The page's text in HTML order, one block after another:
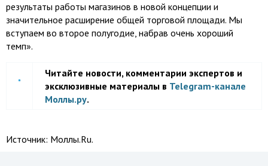
результаты работы магазинов в новой концепции и
значительное расширение общей торговой площади. Мы
вступаем во второе полугодие, набрав очень хороший
темп».
Читайте новости, комментарии экспертов и
эксклюзивные материалы в Telegram-канале
Моллы.ру.
Источник: Моллы.Ru.